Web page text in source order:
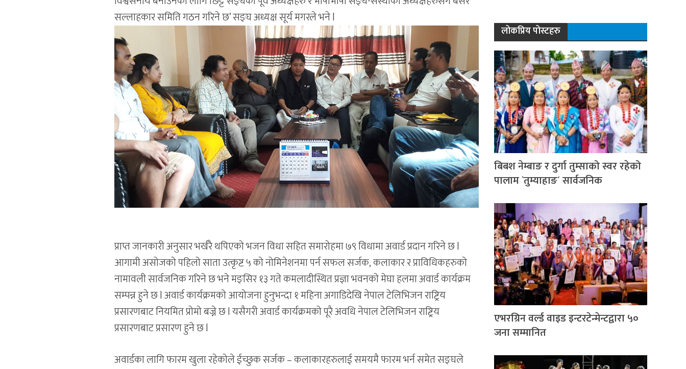
सल्लाहकार समिति गठन गरिने छ’ सङ्घ अध्यक्ष सूर्य मगरले भने l
प्राप्त जानकारी अनुसार भर्खरै थपिएको भजन विधा सहित समारोहमा ७९ विधामा अवार्ड प्रदान गरिने छ l
आगामी असोजको पहिलो साता उत्कृष्ट ५ को नोमिनेशनमा पर्न सफल सर्जक, कलाकार र प्राविधिकहरुको
नामावली सार्वजनिक गरिने छ भने मङ्सिर १३ गते कमलादीस्थित प्रज्ञा भवनको मेघा हलमा अवार्ड कार्यक्रम
सम्पन्न हुने छ l अवार्ड कार्यक्रमको आयोजना हुनुभन्दा १ महिना अगाडिदेखि नेपाल टेलिभिजन राष्ट्रिय
प्रसारणबाट नियमित प्रोमो बज्ने छ l यसैगरी अवार्ड कार्यक्रमको पूरै अवधि नेपाल टेलिभिजन राष्ट्रिय
प्रसारणबाट प्रसारण हुने छ l
अवार्डका लागि फारम खुला रहेकोले ईच्छुक सर्जक – कलाकारहरुलाई समयमै फारम भर्न समेत सङ्घले
लोकप्रिय पोस्टहरु
बिबश नेम्बाङ र दुर्गा तुम्साको स्वर रहेको
पालाम `तुम्याहाङ´ सार्वजनिक
एभरग्रिन वर्ल्ड वाइड इन्टरटेन्मेन्टद्वारा ५०
जना सम्मानित